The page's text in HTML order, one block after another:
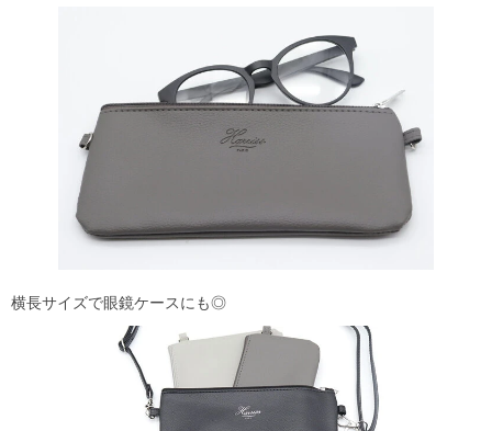
横長サイズで眼鏡ケースにも◎